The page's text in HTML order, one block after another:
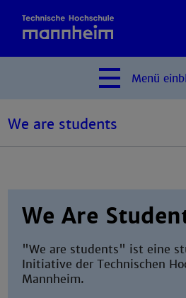
Menü
We are students
We Are
"We are students" ist eine
Initiative der Technischen
Mannheim.